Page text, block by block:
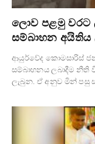
ලොව පළමු වරට
සම්බාහන අයිතිය
ආයුර්වේද කොමසාරිස්
සම්බාහනය ලබාදීම නීති
ලැබුන. ඒ අනුව මින් පසු